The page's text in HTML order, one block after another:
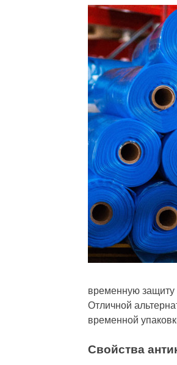
временную защиту
Отличной
временной
Свойства